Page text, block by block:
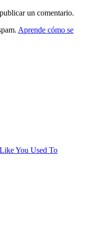
un comentario.
Aprende cómo se
You Used To